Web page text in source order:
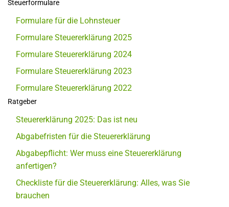
Steuerformulare
Formulare für die Lohnsteuer
Formulare Steuererklärung 2025
Formulare Steuererklärung 2024
Formulare Steuererklärung 2023
Formulare Steuererklärung 2022
Ratgeber
Steuererklärung 2025: Das ist neu
Abgabefristen für die Steuererklärung
Abgabepflicht: Wer muss eine Steuererklärung
anfertigen?
Checkliste für die Steuererklärung: Alles, was Sie
brauchen